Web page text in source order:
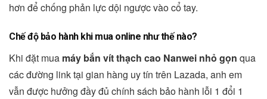
hơn để chống phản lực dội ngược vào cổ tay.
Chế độ bảo hành khi mua online như thế nào?
Khi đặt mua máy bắn vít thạch cao Nanwei nhỏ gọn qua
các đường link tại gian hàng uy tín trên Lazada, anh em
vẫn được hưởng đầy đủ chính sách bảo hành lỗi 1 đổi 1